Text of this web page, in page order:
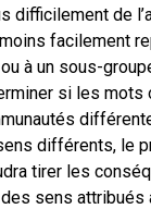
difficilement de
facilement
à un sous-
si les mots
différents, le
tirer les
sens attribués